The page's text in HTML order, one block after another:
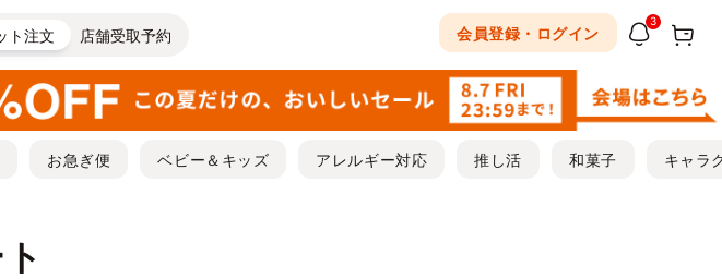
ト注文 店舗受取予約 会員登録・ログイン
3
お急ぎ便 ベビー＆キッズ アレルギー対応 推し活 和菓子 キャラ